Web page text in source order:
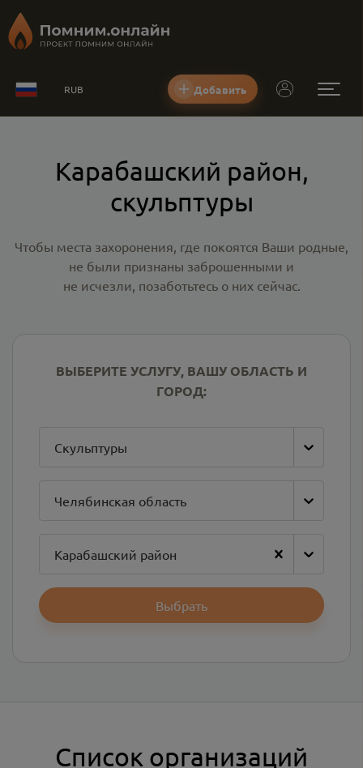
RUB Добавить
Карабашский район,
скульптуры
Чтобы места захоронения, где покоятся Ваши родные,
не были признаны заброшенными и
не исчезли, позаботьтесь о них сейчас.
ВЫБЕРИТЕ УСЛУГУ, ВАШУ ОБЛАСТЬ И
ГОРОД:
Скульптуры
Челябинская область
Карабашский район
Выбрать
Список организаций